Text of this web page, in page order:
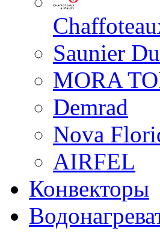
Saunier
MORA
Demrad
Nova
AIRFEL
Конвекторы